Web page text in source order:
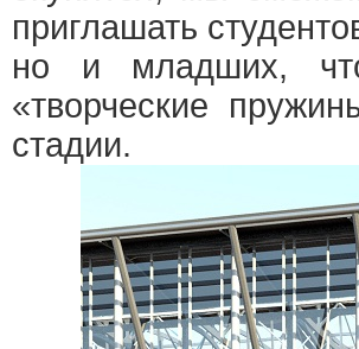
приглашать
но и младших,
«творческие
стадии.